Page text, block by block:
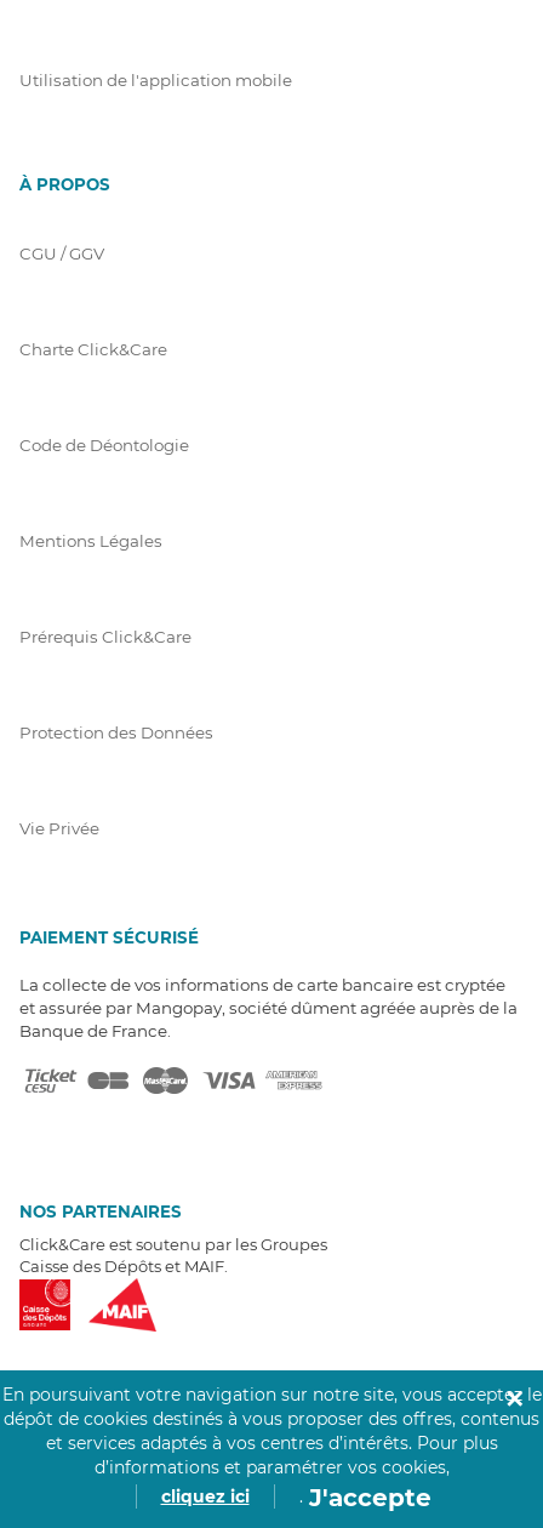
Utilisation de l'application mobile
À PROPOS
CGU / GGV
Charte Click&Care
Code de Déontologie
Mentions Légales
Prérequis Click&Care
Protection des Données
Vie Privée
PAIEMENT SÉCURISÉ
La collecte de vos informations de carte bancaire est cryptée
et assurée par Mangopay, société dûment agréée auprès de la
Banque de France.
NOS PARTENAIRES
Click&Care est soutenu par les Groupes
Caisse des Dépôts et MAIF.
EXPERTS À VOTRE ÉCOUTE
Un besoin de recrutement ? Click&Care vous accompagne par
téléphone 7/7.
Être rappelé aujourd'hui
En poursuivant votre navigation sur notre site, vous acceptez le
dépôt de cookies destinés à vous proposer des offres, contenus
et services adaptés à vos centres d’intérêts. Pour plus
d’informations et paramétrer vos cookies,
cliquez ici
. J'accepte
✕